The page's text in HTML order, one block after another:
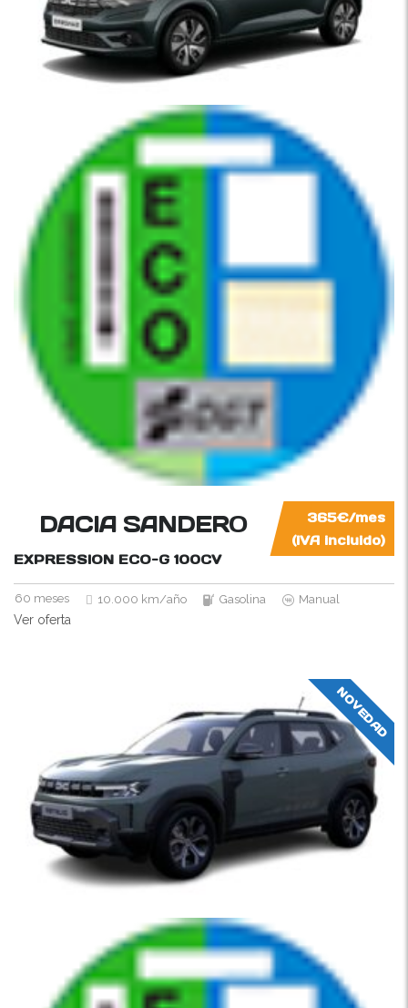
365€/mes
(IVA incluido)
DACIA SANDERO
EXPRESSION ECO-G 100CV
60 meses 10.000 km/año Gasolina Manual
Ver oferta
NOVEDAD